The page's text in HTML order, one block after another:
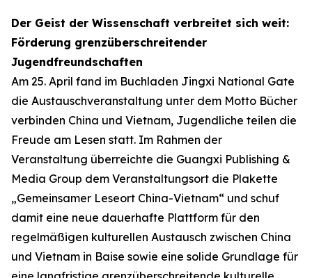
Der Geist der Wissenschaft verbreitet sich weit:
Förderung grenzüberschreitender
Jugendfreundschaften
Am 25. April fand im Buchladen Jingxi National Gate
die Austauschveranstaltung unter dem Motto Bücher
verbinden China und Vietnam, Jugendliche teilen die
Freude am Lesen statt. Im Rahmen der
Veranstaltung überreichte die Guangxi Publishing &
Media Group dem Veranstaltungsort die Plakette
„Gemeinsamer Leseort China-Vietnam“ und schuf
damit eine neue dauerhafte Plattform für den
regelmäßigen kulturellen Austausch zwischen China
und Vietnam in Baise sowie eine solide Grundlage für